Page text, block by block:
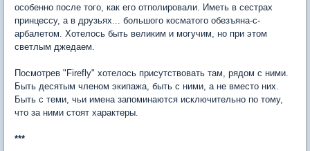
особенно после того, как его отполировали. Иметь в сестрах
принцессу, а в друзьях... большого косматого обезъяна-с-
арбалетом. Хотелось быть великим и могучим, но при этом
светлым джедаем.
Посмотрев "Firefly" хотелось присутствовать там, рядом с ними.
Быть десятым членом экипажа, быть с ними, а не вместо них.
Быть с теми, чьи имена запоминаются исключительно по тому,
что за ними стоят характеры.
***